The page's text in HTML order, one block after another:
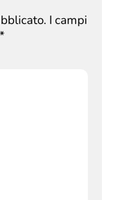
I campi
*